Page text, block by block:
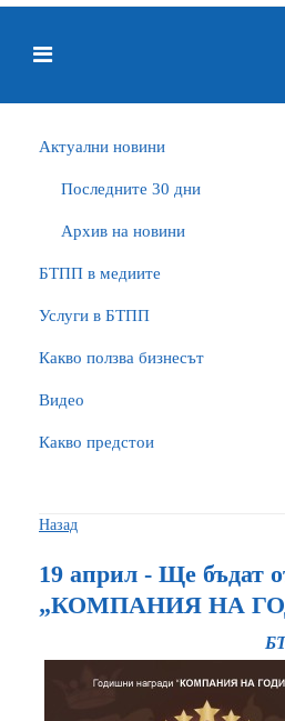
Актуални новини
Последните 30 дни
Архив на новини
БTПП в медиите
Услуги в БТПП
Какво ползва бизнесът
Видео
Какво предстои
Назад
19 април - Ще бъдат
„КОМПАНИЯ НА